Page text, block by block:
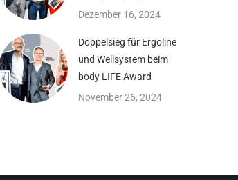
Dezember 16, 2024
Doppelsieg für Ergoline
und Wellsystem beim
body LIFE Award
November 26, 2024